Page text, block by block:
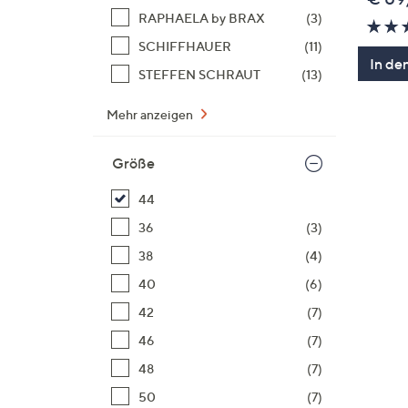
RAPHAELA by BRAX
(3)
SCHIFFHAUER
(11)
STEFFEN SCHRAUT
(13)
Mehr anzeigen
Größe
44
36
(3)
38
(4)
40
(6)
42
(7)
46
(7)
48
(7)
50
(7)
In